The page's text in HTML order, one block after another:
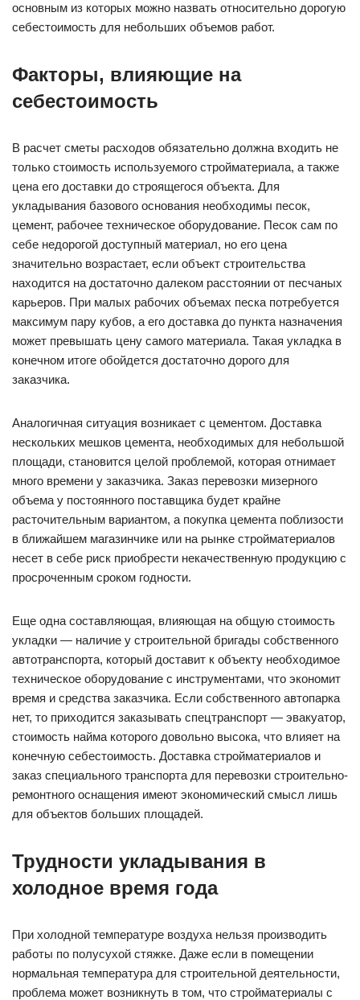
основным из которых можно назвать относительно дорогую
себестоимость для небольших объемов работ.
Факторы, влияющие на
себестоимость
В расчет сметы расходов обязательно должна входить не
только стоимость используемого стройматериала, а также
цена его доставки до строящегося объекта. Для
укладывания базового основания необходимы песок,
цемент, рабочее техническое оборудование. Песок сам по
себе недорогой доступный материал, но его цена
значительно возрастает, если объект строительства
находится на достаточно далеком расстоянии от песчаных
карьеров. При малых рабочих объемах песка потребуется
максимум пару кубов, а его доставка до пункта назначения
может превышать цену самого материала. Такая укладка в
конечном итоге обойдется достаточно дорого для
заказчика.
Аналогичная ситуация возникает с цементом. Доставка
нескольких мешков цемента, необходимых для небольшой
площади, становится целой проблемой, которая отнимает
много времени у заказчика. Заказ перевозки мизерного
объема у постоянного поставщика будет крайне
расточительным вариантом, а покупка цемента поблизости
в ближайшем магазинчике или на рынке стройматериалов
несет в себе риск приобрести некачественную продукцию с
просроченным сроком годности.
Еще одна составляющая, влияющая на общую стоимость
укладки — наличие у строительной бригады собственного
автотранспорта, который доставит к объекту необходимое
техническое оборудование с инструментами, что экономит
время и средства заказчика. Если собственного автопарка
нет, то приходится заказывать спецтранспорт — эвакуатор,
стоимость найма которого довольно высока, что влияет на
конечную себестоимость. Доставка стройматериалов и
заказ специального транспорта для перевозки строительно-
ремонтного оснащения имеют экономический смысл лишь
для объектов больших площадей.
Трудности укладывания в
холодное время года
При холодной температуре воздуха нельзя производить
работы по полусухой стяжке. Даже если в помещении
нормальная температура для строительной деятельности,
проблема может возникнуть в том, что стройматериалы с